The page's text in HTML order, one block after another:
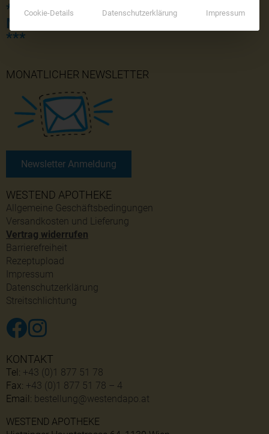
*** JETZT KOSTENLOSE LIEFERUNG
MIT DEM GUTSCHEINCODE 'SOMMER'
***
WESTEND APOTHEKE
Allgemeine Geschäftsbedingungen
Versandkosten und Lieferung
Vertrag widerrufen
Barrierefreiheit
Rezeptupload
Impressum
Datenschutzerklärung
Streitschlichtung
MONATLICHER NEWSLETTER
Newsletter Anmeldung
KONTAKT
Tel: +43 (0)1 877 51 78
Fax: +43 (0)1 877 51 78 – 4
Email: bestellung@westendapo.at
WESTEND APOTHEKE
Cookie-Details Datenschutzerklärung Impressum